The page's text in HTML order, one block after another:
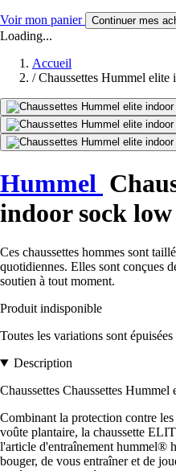
Voir mon panier Continuer mes
Loading...
Accueil
/ Chaussettes Hummel
Hummel
indoor sock low
Ces chaussettes hommes sont
quotidiennes. Elles sont conçues
soutien à tout moment.
Produit indisponible
Toutes les variations sont épuisées
Description
Chaussettes Chaussettes
Combinant la protection contre
voûte plantaire, la chaussette
l'article d'entraînement hummel®
bouger, de vous entraîner et de